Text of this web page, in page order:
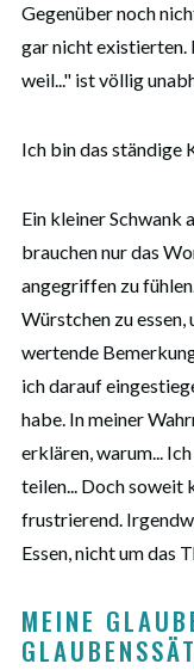
Gegenüber noch
gar nicht existierten.
weil..." ist völlig
Ich bin das ständige
Ein kleiner Schwank
brauchen nur das
angegriffen zu
Würstchen zu
wertende
ich darauf
habe. In meiner
erklären, warum...
teilen... Doch soweit
frustrierend.
Essen, nicht um das
MEINE